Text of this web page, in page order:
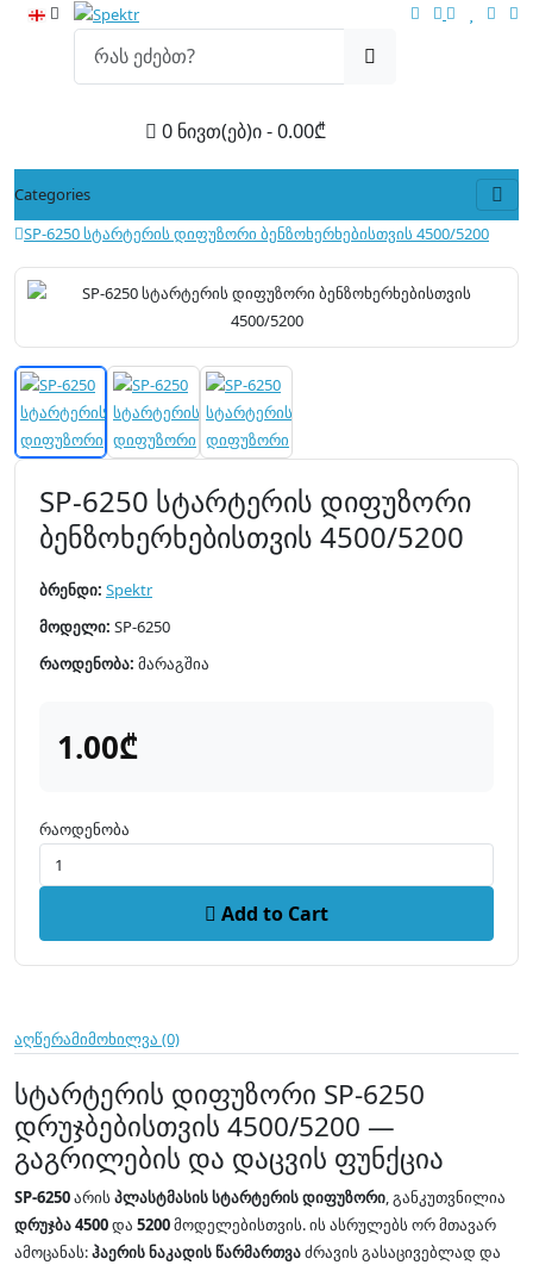
0 ნივთ(ებ)ი - 0.00₾
Categories
SP-6250 სტარტერის დიფუზორი ბენზოხერხებისთვის 4500/5200
SP-6250 სტარტერის დიფუზორი
ბენზოხერხებისთვის 4500/5200
ბრენდი: Spektr
მოდელი: SP-6250
რაოდენობა: მარაგშია
1.00₾
რაოდენობა
Add to Cart
აღწერამიმოხილვა (0)
სტარტერის დიფუზორი SP-6250
დრუჯბებისთვის 4500/5200 —
გაგრილების და დაცვის ფუნქცია
SP-6250არის პლასტმასის სტარტერის დიფუზორი, განკუთვნილია
დრუჯბა 4500და 5200მოდელებისთვის. ის ასრულებს ორ მთავარ
ამოცანას:ჰაერის ნაკადის წარმართვაძრავის გასაცივებლად და